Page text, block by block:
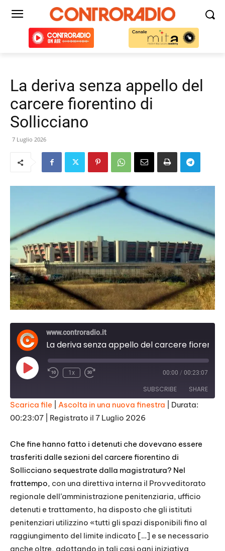
La deriva senza appello del
carcere fiorentino di
Sollicciano
7 Luglio 2026
www.controradio.it
Play
Episode
1x 00:00 / 00:23:07
SUBSCRIBE SHARE
SHARE
LINK
EMBED
Scarica file Ascolta in una nuova finestra
Durata:
00:23:07
Registrato il 7 Luglio 2026
Che fine hanno fatto i detenuti che dovevano essere
trasferiti dalle sezioni del carcere fiorentino di
Sollicciano sequestrate dalla magistratura? Nel
frattempo, con una direttiva interna il Provveditorato
regionale dell’amministrazione penitenziaria, ufficio
detenuti e trattamento, ha disposto che gli istituti
penitenziari utilizzino «tutti gli spazi disponibili fino al
raggiungimento del limite indicato […] e se necessario
anche oltre, adottando in tali casi ogni iniziativa